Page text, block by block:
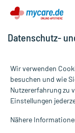
Alle Preise gelten
Informationen auf
die Untersuchung
Datenschutz-
Wir verwenden
besuchen und wie
Nutzererfahrung zu
Einstellungen
Nähere